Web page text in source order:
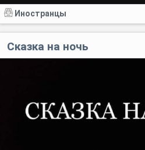
Иностранцы
Сказка на ночь